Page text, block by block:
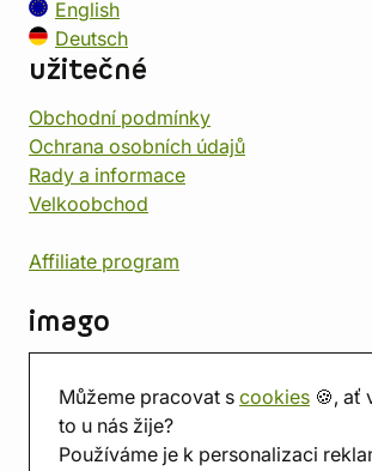
Můžeme pracovat s cookies 🍪, ať
to u nás žije?
Používáme je k personalizaci
English
Deutsch
užitečné
Obchodní podmínky
Ochrana osobních údajů
Rady a informace
Velkoobchod
Affiliate program
imago
Prodejna
Herna
O nás